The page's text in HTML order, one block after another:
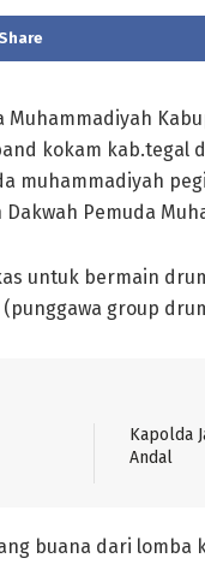
Share
Muhammadiyah
kokam kab.tegal
muhammadiyah
Pemuda
untuk bermain
group
Kapolda
Andal
buana dari lomba